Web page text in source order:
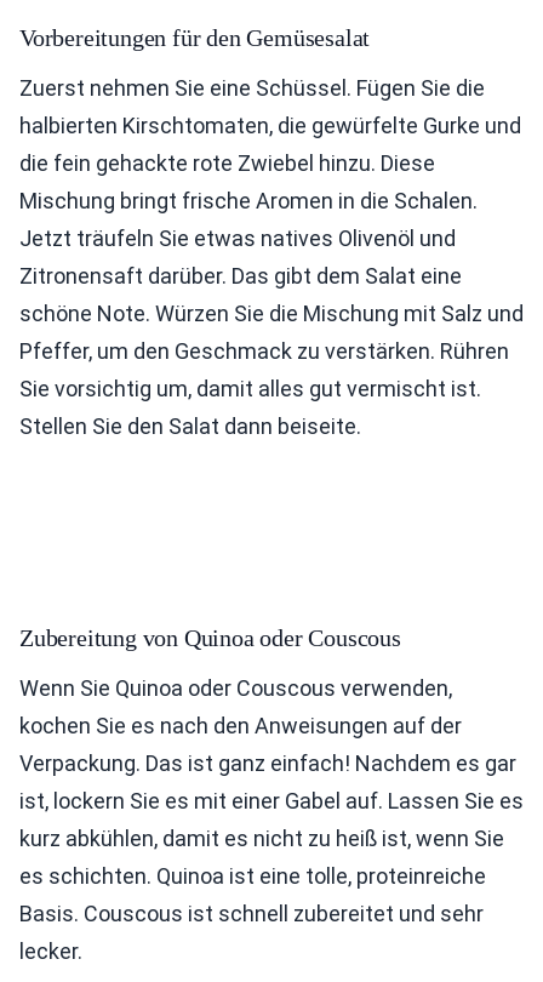
Vorbereitungen für den Gemüsesalat
Zuerst nehmen Sie eine Schüssel. Fügen Sie die
halbierten Kirschtomaten, die gewürfelte Gurke und
die fein gehackte rote Zwiebel hinzu. Diese
Mischung bringt frische Aromen in die Schalen.
Jetzt träufeln Sie etwas natives Olivenöl und
Zitronensaft darüber. Das gibt dem Salat eine
schöne Note. Würzen Sie die Mischung mit Salz und
Pfeffer, um den Geschmack zu verstärken. Rühren
Sie vorsichtig um, damit alles gut vermischt ist.
Stellen Sie den Salat dann beiseite.
Zubereitung von Quinoa oder Couscous
Wenn Sie Quinoa oder Couscous verwenden,
kochen Sie es nach den Anweisungen auf der
Verpackung. Das ist ganz einfach! Nachdem es gar
ist, lockern Sie es mit einer Gabel auf. Lassen Sie es
kurz abkühlen, damit es nicht zu heiß ist, wenn Sie
es schichten. Quinoa ist eine tolle, proteinreiche
Basis. Couscous ist schnell zubereitet und sehr
lecker.